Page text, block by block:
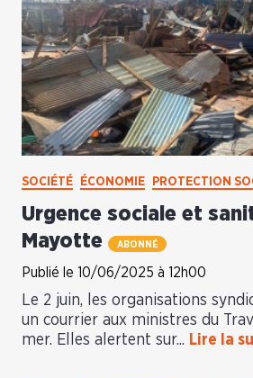
SOCIÉTÉ ÉCONOMIE PROTECTION
Urgence sociale et
Mayotte
ABONNÉ
Publié le 10/06/2025 à 12h00
Le 2 juin, les organisations
un courrier aux ministres du
mer. Elles alertent sur... Lire la